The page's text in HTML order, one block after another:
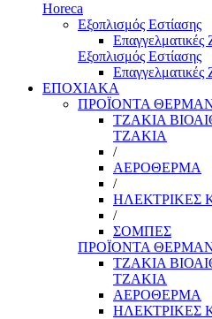
Horeca
Εξοπλισμός Εστίασης
Επαγγελματικές
Εξοπλισμός Εστίασης
Επαγγελματικές
ΕΠΟΧΙΑΚΑ
ΠΡΟΪΟΝΤΑ
ΤΖΑΚΙΑ
ΤΖΑΚΙΑ
/
ΑΕΡΟΘΕΡΜΑ
/
ΗΛΕΚΤΡΙΚΕΣ
/
ΣΟΜΠΕΣ
ΠΡΟΪΟΝΤΑ
ΤΖΑΚΙΑ
ΤΖΑΚΙΑ
ΑΕΡΟΘΕΡΜΑ
ΗΛΕΚΤΡΙΚΕΣ